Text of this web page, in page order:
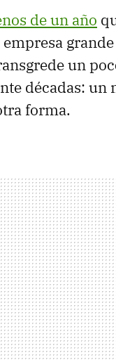
de un año
un
décadas: un
forma.